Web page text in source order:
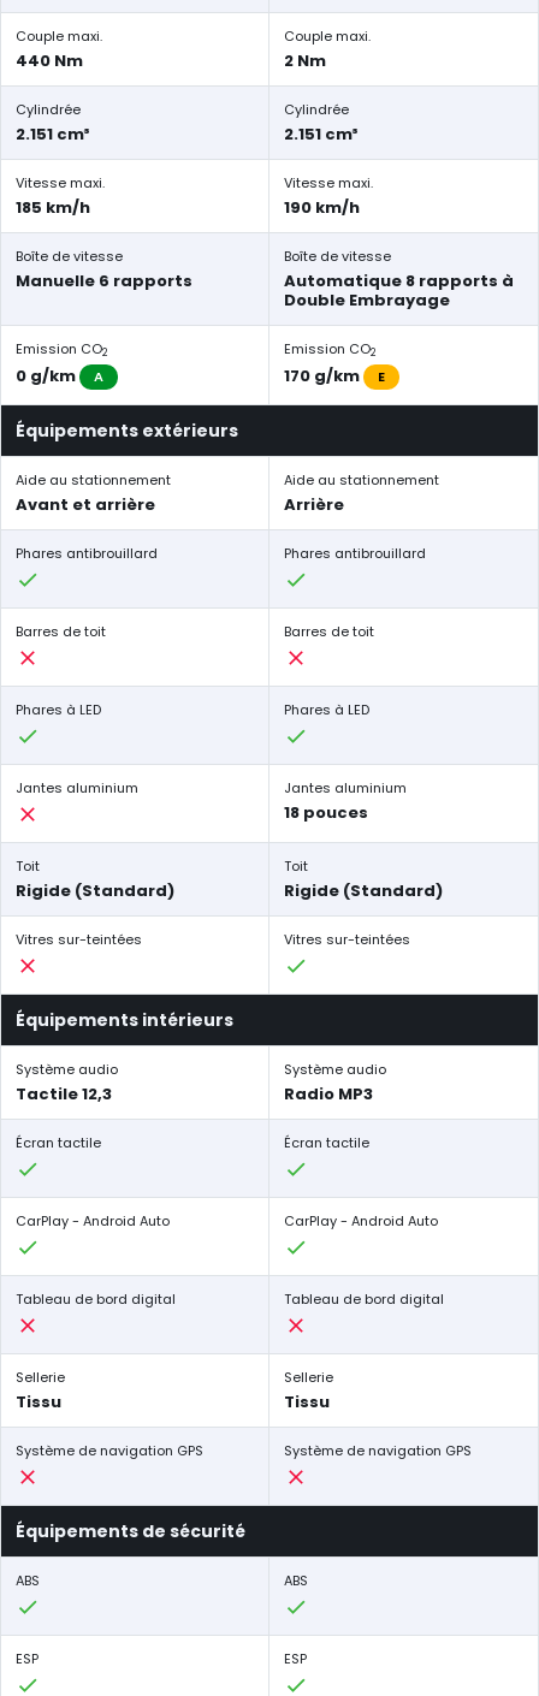
Couple maxi.
440 Nm
Couple maxi.
2 Nm
Cylindrée
2.151 cm³
Cylindrée
2.151 cm³
Vitesse maxi.
185 km/h
Vitesse maxi.
190 km/h
Boîte de vitesse
Manuelle 6 rapports
Boîte de vitesse
Automatique 8 rapports à
Double Embrayage
Emission CO2
0 g/km A
Emission CO2
170 g/km E
Équipements extérieurs
Aide au stationnement
Avant et arrière
Aide au stationnement
Arrière
Phares antibrouillard Phares antibrouillard
Barres de toit Barres de toit
Phares à LED Phares à LED
Jantes aluminium Jantes aluminium
18 pouces
Toit
Rigide (Standard)
Toit
Rigide (Standard)
Vitres sur-teintées Vitres sur-teintées
Équipements intérieurs
Système audio
Tactile 12,3
Système audio
Radio MP3
Écran tactile Écran tactile
CarPlay - Android Auto CarPlay - Android Auto
Tableau de bord digital Tableau de bord digital
Sellerie
Tissu
Sellerie
Tissu
Système de navigation GPS Système de navigation GPS
Équipements de sécurité
ABS ABS
ESP ESP